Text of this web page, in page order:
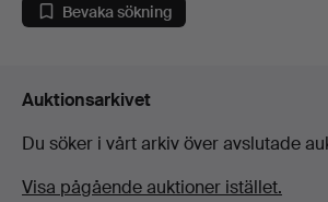
Bevaka sökning
Auktionsarkivet
Du söker i vårt arkiv över avslutade
Visa pågående auktioner istället.